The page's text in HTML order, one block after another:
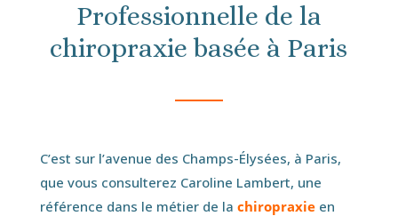
Professionnelle de la
chiropraxie basée à Paris
C’est sur l’avenue des Champs-Élysées, à Paris,
que vous consulterez Caroline Lambert, une
référence dans le métier de la chiropraxieen